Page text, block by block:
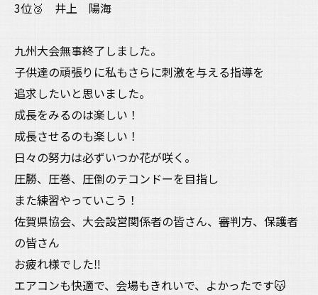
3位🥉 井上 陽海
九州大会無事終了しました。
子供達の頑張りに私もさらに刺激を与える指導を
追求したいと思いました。
成長をみるのは楽しい！
成長させるのも楽しい！
日々の努力は必ずいつか花が咲く。
圧勝、圧巻、圧倒のテコンドーを目指し
また練習やっていこう！
佐賀県協会、大会設営関係者の皆さん、審判方、保護者
の皆さん
お疲れ様でした‼️
エアコンも快適で、会場もきれいで、よかったです😽